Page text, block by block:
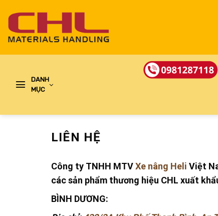
content
DANH
MỤC
LIÊN HỆ
Công ty TNHH MTVXe nâng Heli Việt
các sản phẩm thương hiệu CHL xuất
BÌNH DƯƠNG: